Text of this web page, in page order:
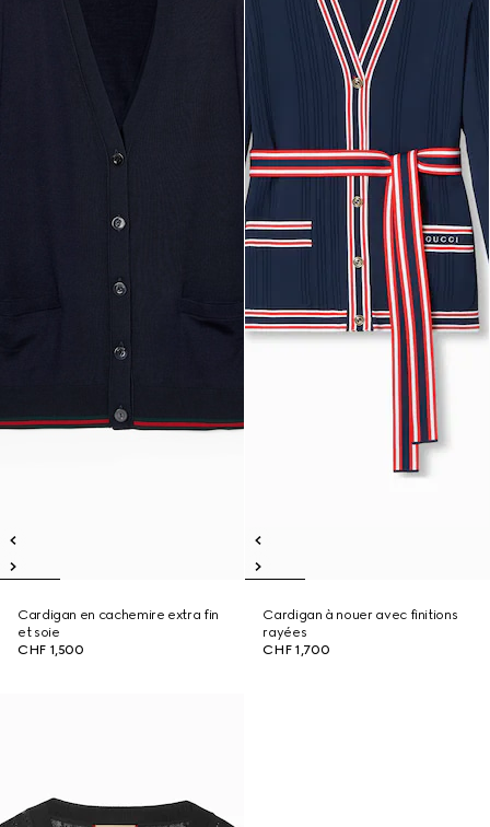
Cardigan en cachemire extra fin
et soie
CHF 1,500
Cardigan à nouer avec finitions
rayées
CHF 1,700